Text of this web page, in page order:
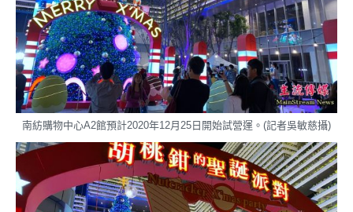
南紡購物中心A2館預計2020年12月25日開始試營運。(記者吳敏慈攝)